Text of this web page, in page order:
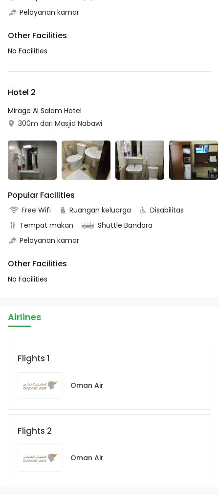
Pelayanan kamar
Other Facilities
No Facilities
Hotel 2
Mirage Al Salam Hotel
300m dari Masjid Nabawi
Popular Facilities
Free Wifi Ruangan keluarga
Disabilitas
Tempat makan
Shuttle Bandara
Pelayanan kamar
Other Facilities
No Facilities
Airlines
Flights 1
Oman Air
Flights 2
Oman Air